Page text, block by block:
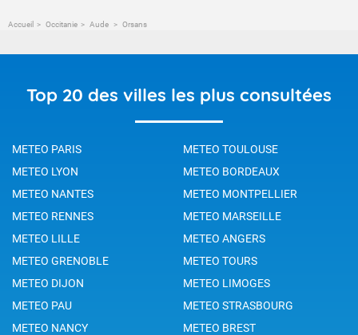
Accueil Occitanie Aude Orsans
Top 20 des villes les plus consultées
METEO PARIS
METEO TOULOUSE
METEO LYON
METEO BORDEAUX
METEO NANTES
METEO MONTPELLIER
METEO RENNES
METEO MARSEILLE
METEO LILLE
METEO ANGERS
METEO GRENOBLE
METEO TOURS
METEO DIJON
METEO LIMOGES
METEO PAU
METEO STRASBOURG
METEO NANCY
METEO BREST